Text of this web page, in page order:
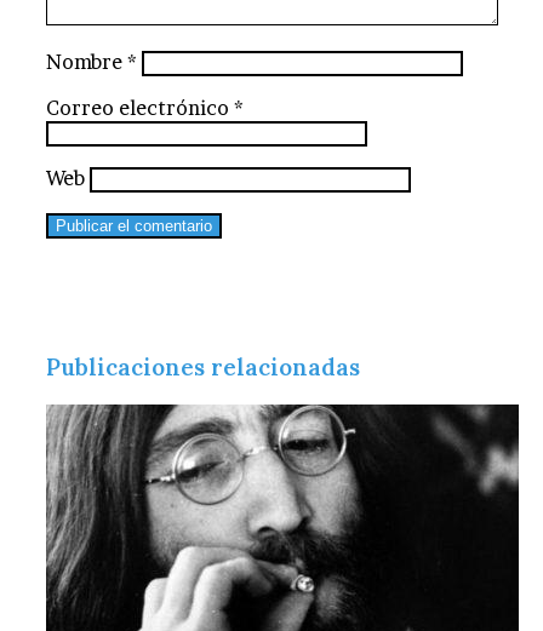
Nombre *
Correo electrónico *
Web
Publicaciones relacionadas